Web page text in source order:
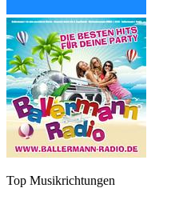
Top Musikrichtungen